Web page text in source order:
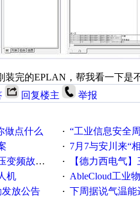
装完的EPLAN，帮我看一下
回复楼主 举报
做点什么 · “工业信息安全周之我见”
· 7月7与安川来“
这样解决的！ · 【德力西电气】三
机 · AbleCloud工业物联
发放公告 · 下周据说气温能